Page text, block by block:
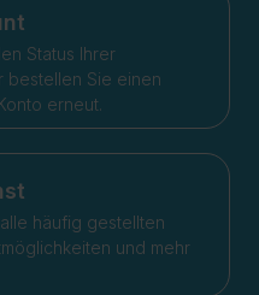
Status Ihrer
bestellen Sie einen
erneut.
häufig gestellten
und mehr